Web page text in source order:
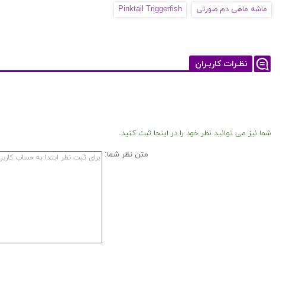
ماشه ماهی دم صورتی Pinktail Triggerfish
نظـرات کاربـران
شما نیز می توانید نظر خود را در اینجا ثبت کنید.
متن نظر شما: